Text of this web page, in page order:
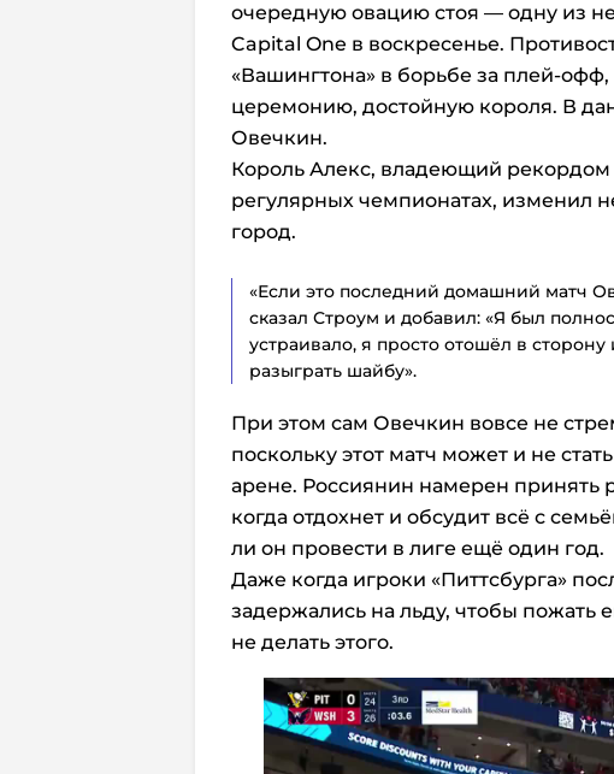
очередную овацию стоя — одну из
Capital One в воскресенье.
«Вашингтона» в борьбе за плей-
церемонию, достойную короля. В
Овечкин.
Король Алекс, владеющий рекордом
регулярных чемпионатах, изменил
город.
«Если это последний домашний матч
сказал Строум и добавил: «Я был
устраивало, я просто отошёл в
разыграть шайбу».
При этом сам Овечкин вовсе не
поскольку этот матч может и не
арене. Россиянин намерен
когда отдохнет и обсудит всё с
ли он провести в лиге ещё один год.
Даже когда игроки «Питтсбурга»
задержались на льду, чтобы пожать
не делать этого.